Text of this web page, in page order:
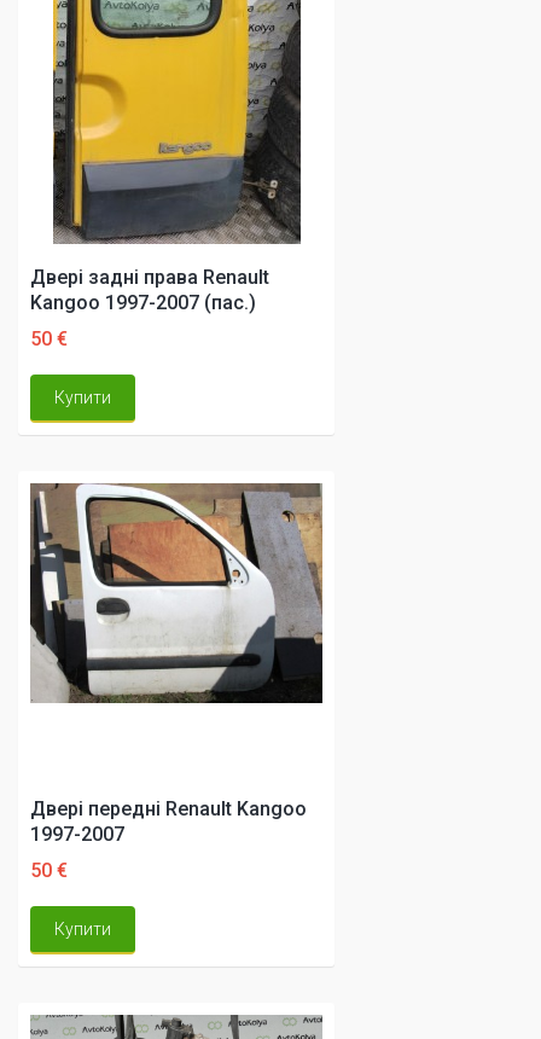
Двері задні права Renault
Kangoo 1997-2007 (пас.)
50 €
Купити
Двері передні Renault Kangoo
1997-2007
50 €
Купити